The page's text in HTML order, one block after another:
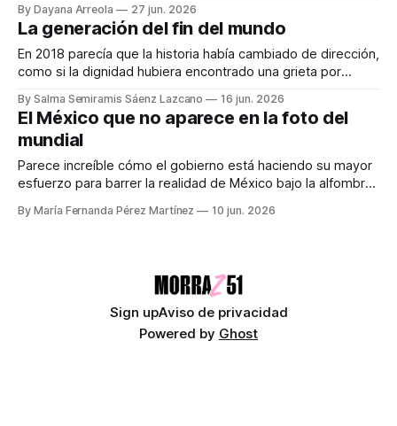
se sienten como un cortocircuito emocional, y para quienes
no nos gusta el fútbol, el cortocircuito viene con una dosis
extra de alienación y hartazgo. Llegas tarde a
By Dayana Arreola 27 jun. 2026
La generación del fin del mundo
En 2018 parecía que la historia había cambiado de dirección,
como si la dignidad hubiera encontrado una grieta por
generación (Millenial tardía y Generación Z) nunca tuvo una
relación normal con el futuro. Nos dijeron que estudiáramos
para conseguir trabajo mientras el planeta
By Salma Semiramis Sáenz Lazcano 16 jun. 2026
El México que no aparece en la foto del
mundial
Parece increíble cómo el gobierno está haciendo su mayor
esfuerzo para barrer la realidad de México bajo la alfombra
Audiocolumna0:00/636.6721× Los mexicanos siempre nos
By María Fernanda Pérez Martínez 10 jun. 2026
Sign upAviso de privacidad
Powered by Ghost